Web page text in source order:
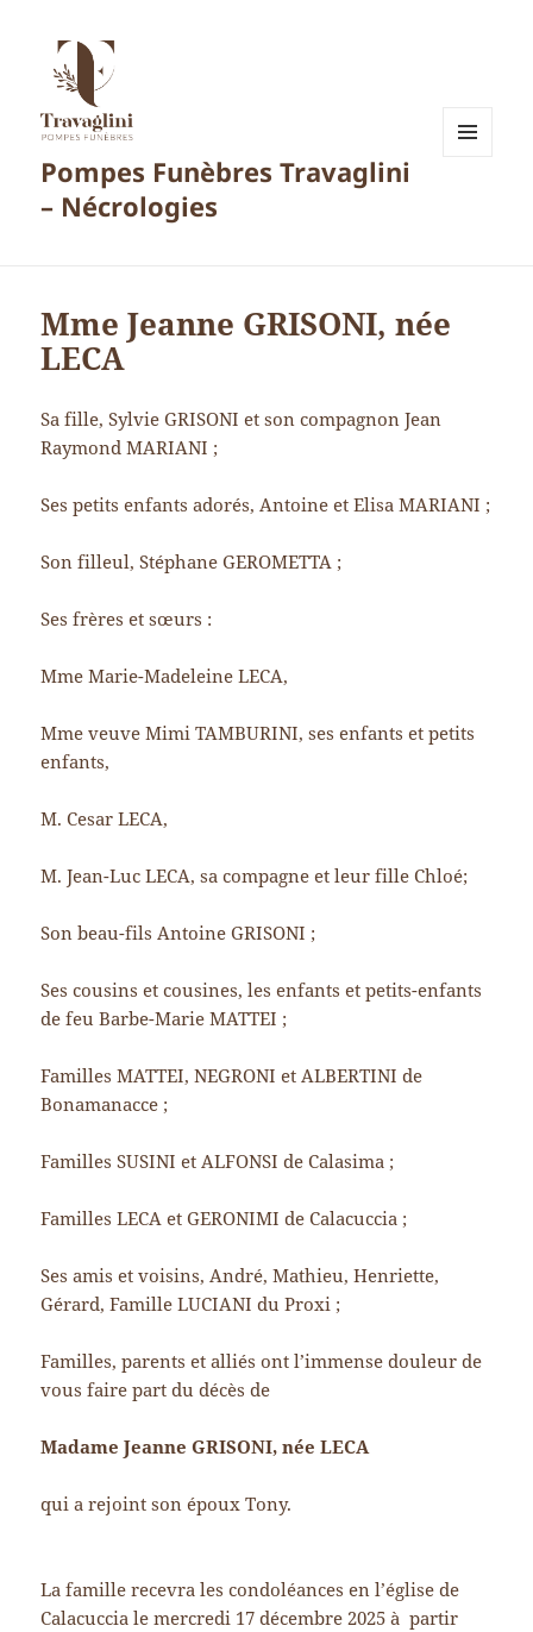
Pompes Funèbres Travaglini
– Nécrologies
Mme Jeanne GRISONI, née
LECA
Sa fille, Sylvie GRISONI et son compagnon Jean
Raymond MARIANI ;
Ses petits enfants adorés, Antoine et Elisa MARIANI ;
Son filleul, Stéphane GEROMETTA ;
Ses frères et sœurs :
Mme Marie-Madeleine LECA,
Mme veuve Mimi TAMBURINI, ses enfants et petits
enfants,
M. Cesar LECA,
M. Jean-Luc LECA, sa compagne et leur fille Chloé;
Son beau-fils Antoine GRISONI ;
Ses cousins et cousines, les enfants et petits-enfants
de feu Barbe-Marie MATTEI ;
Familles MATTEI, NEGRONI et ALBERTINI de
Bonamanacce ;
Familles SUSINI et ALFONSI de Calasima ;
Familles LECA et GERONIMI de Calacuccia ;
Ses amis et voisins, André, Mathieu, Henriette,
Gérard, Famille LUCIANI du Proxi ;
Familles, parents et alliés ont l’immense douleur de
vous faire part du décès de
Madame Jeanne GRISONI, née LECA
qui a rejoint son époux Tony.
La famille recevra les condoléances en l’église de
Calacuccia le mercredi 17 décembre 2025 à partir